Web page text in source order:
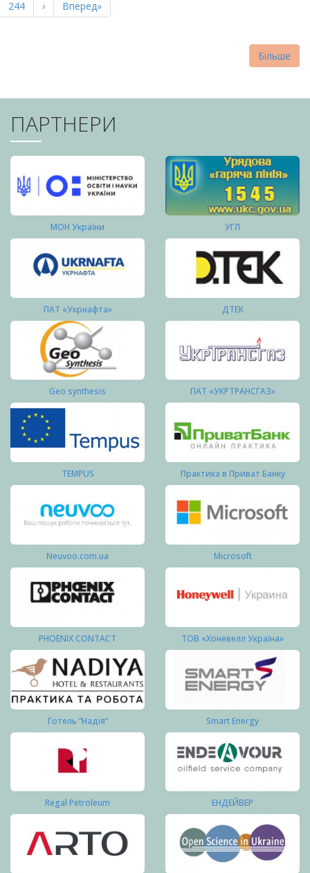
Page
244
Наступна
сторінка
›
Остання
сторінка
Вперед»
Більше
ПАРТНЕРИ
МОН України УГЛ
ПАТ «Укрнафта» ДТЕК
Geo synthesis ПАТ «УКРТРАНСГАЗ»
TEMPUS Практика в Приват Банку
Neuvoo.com.ua Microsoft
PHOENIX CONTACT ТОВ «Хоневелл Україна»
Готель “Надія” Smart Energy
Regal Petroleum ЕНДЕЙВЕР